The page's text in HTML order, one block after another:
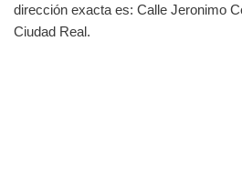
dirección exacta es: Calle Jeronimo
Ciudad Real.